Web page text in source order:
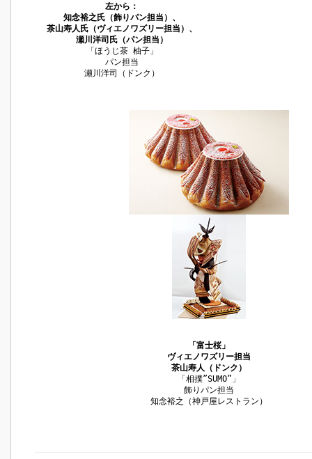
左から：
知念裕之氏（飾りパン担当）、
茶山寿人氏（ヴィエノワズリー担当）、
瀬川洋司氏（パン担当）
「ほうじ茶 柚子」
パン担当
瀬川洋司（ドンク）
「富士桜」
ヴィエノワズリー担当
茶山寿人（ドンク）
「相撲”SUMO”」
飾りパン担当
知念裕之（神戸屋レストラン）